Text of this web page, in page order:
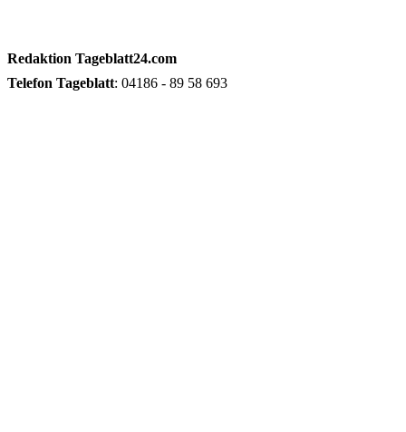
Redaktion Tageblatt24.com
Telefon Tageblatt: 04186 - 89 58 693